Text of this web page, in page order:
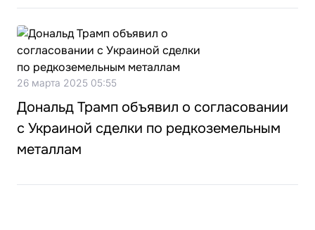
26 марта 2025 05:55
Дональд Трамп объявил о согласовании
с Украиной сделки по редкоземельным
металлам